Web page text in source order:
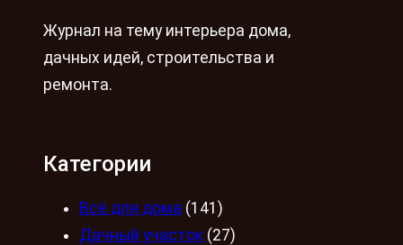
Журнал на тему интерьера дома,
дачных идей, строительства и
ремонта.
Категории
Всё для дома (141)
Дачный участок (27)